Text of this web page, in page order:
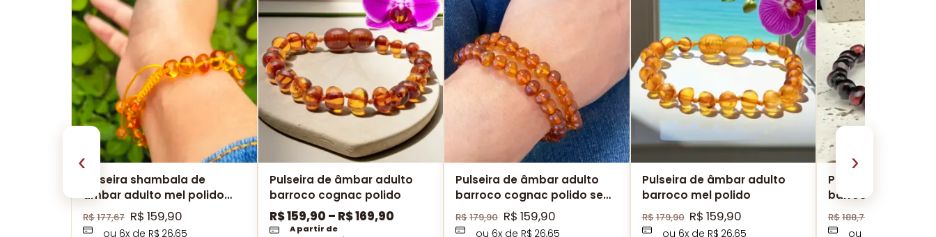
‹
Pulseira shambala de
âmbar adulto mel polido
ajustável
R$177,67 R$ 159,90
ou 6x de R$ 26,65
Pulseira de âmbar adulto
barroco cognac polido
R$159,90 – R$169,90
A partir de
Pulseira de âmbar adulto
barroco cognac polido sem
fecho - 19 cm
R$179,90 R$ 159,90
ou 6x de R$ 26,65
Pulseira de âmbar adulto
barroco mel polido
R$179,90 R$ 159,90
ou 6x de R$ 26,65
Pulseira de
barroco cherry
fecho - 18 cm
R$188,78
ou
›